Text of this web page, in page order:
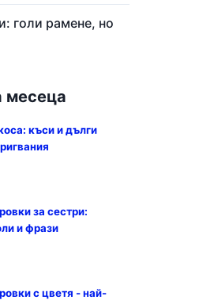
голи рамене, но
месеца
къси и дълги
за сестри:
и фрази
с цветя - най-